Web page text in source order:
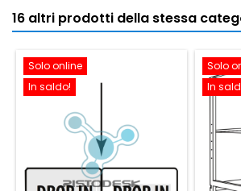
16 altri prodotti della stessa
Solo online
In saldo!
Solo
In